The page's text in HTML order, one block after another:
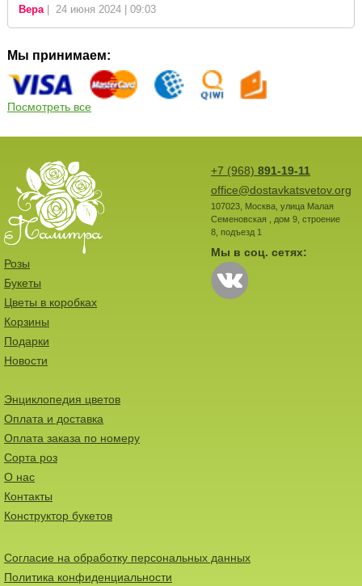
Вера| 24 июня 2024 | 09:03
Мы принимаем:
Посмотреть все
+7 (968) 891-19-11
office@dostavkatsvetov.org
107023, Москва, улица Малая
Семеновская , дом 9, строение
8, подъезд 1
Мы в соц. сетях:
Розы
Букеты
Цветы в коробках
Корзины
Подарки
Новости
Энциклопедия цветов
Оплата и доставка
Оплата заказа по номеру
Сорта роз
О нас
Контакты
Конструктор букетов
Согласие на обработку персональных данных
Политика конфиденциальности